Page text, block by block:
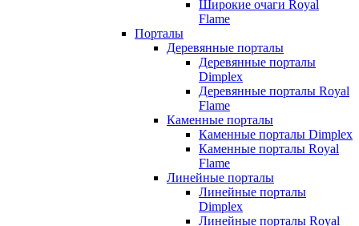
Широкие очаги Royal
Flame
Порталы
Деревянные порталы
Деревянные порталы
Dimplex
Деревянные порталы Royal
Flame
Каменные порталы
Каменные порталы Dimplex
Каменные порталы Royal
Flame
Линейные порталы
Линейные порталы
Dimplex
Линейные порталы Royal